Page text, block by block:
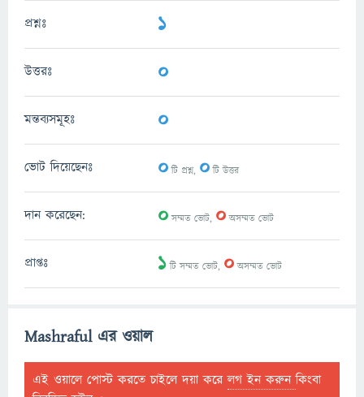
প্রশ্নঃ 1
উত্তরঃ 0
মন্তব্যসমূহঃ 0
ভোট দিয়েছেনঃ 0টি প্রশ্ন, 0টি উত্তর
দান করেছেন: 0সম্মত ভোট, 0অসম্মত ভোট
প্রাপ্তঃ 1টি সম্মত ভোট, 0অসম্মত ভোট
Mashraful এর ওয়াল
এই ওয়ালে পোস্ট করতে চাইলে দয়া করেলগ ইন করুনকিংবা